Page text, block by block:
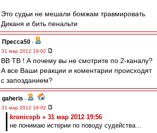
Это судьи не мешали бомжам травмировать
Диканя и бить пенальти
Пресса50 -
31 мар 2012 19:02
ВВ ТВ ! А почему вы не смотрите по 2-каналу?
А все Ваши реакции и коментарии происходят
с запозданием?
gaheris -
31 мар 2012 19:02
kronicspb » 31 мар 2012 19:56
не понимаю истерии по поводу судейства...